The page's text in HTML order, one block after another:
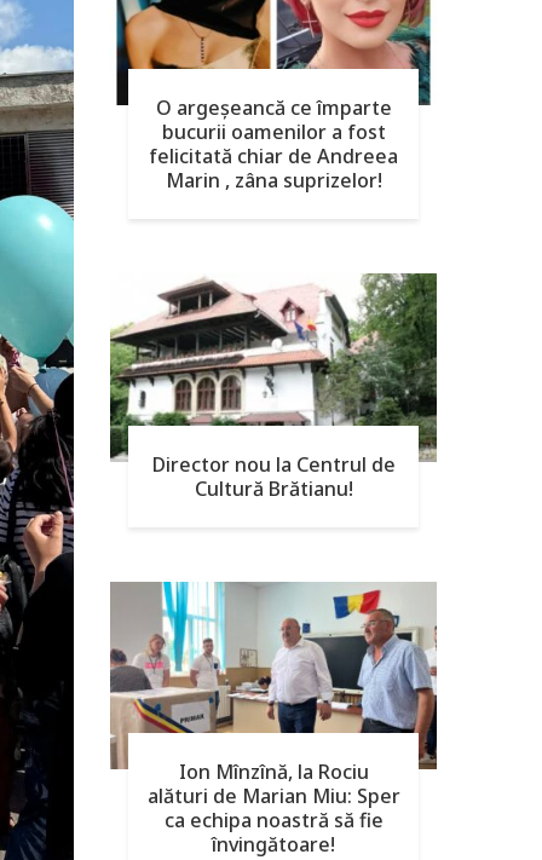
O argeşeancă ce împarte
bucurii oamenilor a fost
felicitată chiar de Andreea
Marin , zâna suprizelor!
Director nou la Centrul de
Cultură Brătianu!
Ion Mînzînă, la Rociu
alături de Marian Miu: Sper
ca echipa noastră să fie
învingătoare!